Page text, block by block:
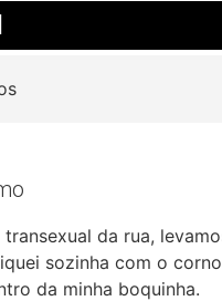
transexual da rua,
sozinha com o
da minha boquinha.